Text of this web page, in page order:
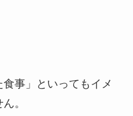
事」といってもイメ
。